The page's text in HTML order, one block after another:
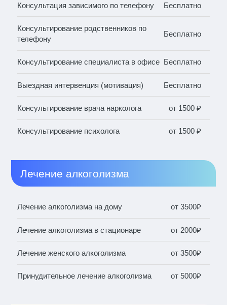
Консультация зависимого по телефону Бесплатно
Консультирование родственников по
телефону
Бесплатно
Консультирование специалиста в офисе Бесплатно
Выездная интервенция (мотивация) Бесплатно
Консультирование врача нарколога от 1500 ₽
Консультирование психолога от 1500 ₽
Лечение алкоголизма
Лечение алкоголизма на дому от 3500₽
Лечение алкоголизма в стационаре от 2000₽
Лечение женского алкоголизма от 3500₽
Принудительное лечение алкоголизма от 5000₽